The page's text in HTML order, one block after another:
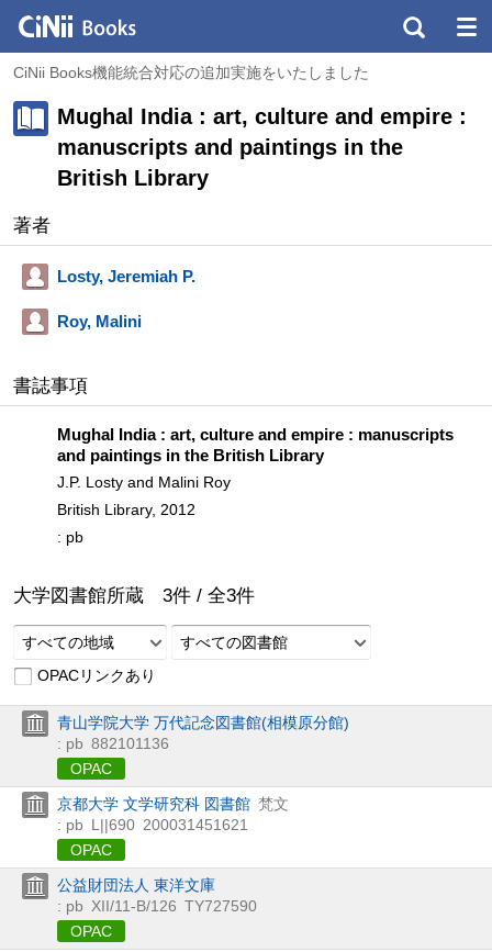
CiNii Books機能統合対応の追加実施をいたしました
Mughal India : art, culture and empire :
manuscripts and paintings in the
British Library
著者
Losty, Jeremiah P.
Roy, Malini
書誌事項
Mughal India : art, culture and empire : manuscripts
and paintings in the British Library
J.P. Losty and Malini Roy
British Library, 2012
: pb
大学図書館所蔵 3件 / 全3件
すべての地域
すべての図書館
OPACリンクあり
青山学院大学 万代記念図書館(相模原分館)
: pb 882101136
OPAC
京都大学 文学研究科 図書館 梵文
: pb L||690 200031451621
OPAC
公益財団法人 東洋文庫
: pb XII/11-B/126 TY727590
OPAC